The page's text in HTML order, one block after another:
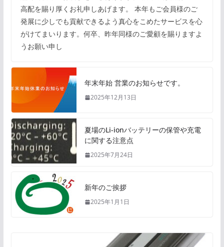
高配を賜り厚くお礼申しあげます。 本年もご会員様のご
発展に少しでも貢献できるよう真心をこめたサービスを心
がけてまいります。何卒、昨年同様のご愛顧を賜りますよ
うお願い申し
年末年始 営業のお知らせです。
2025年12月13日
夏場のLi-ionバッテリーの保管や充電
に関する注意点
2025年7月24日
新年のご挨拶
2025年1月1日